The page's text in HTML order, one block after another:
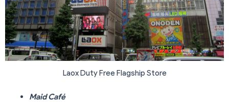
Laox Duty Free Flagship Store
Maid Café